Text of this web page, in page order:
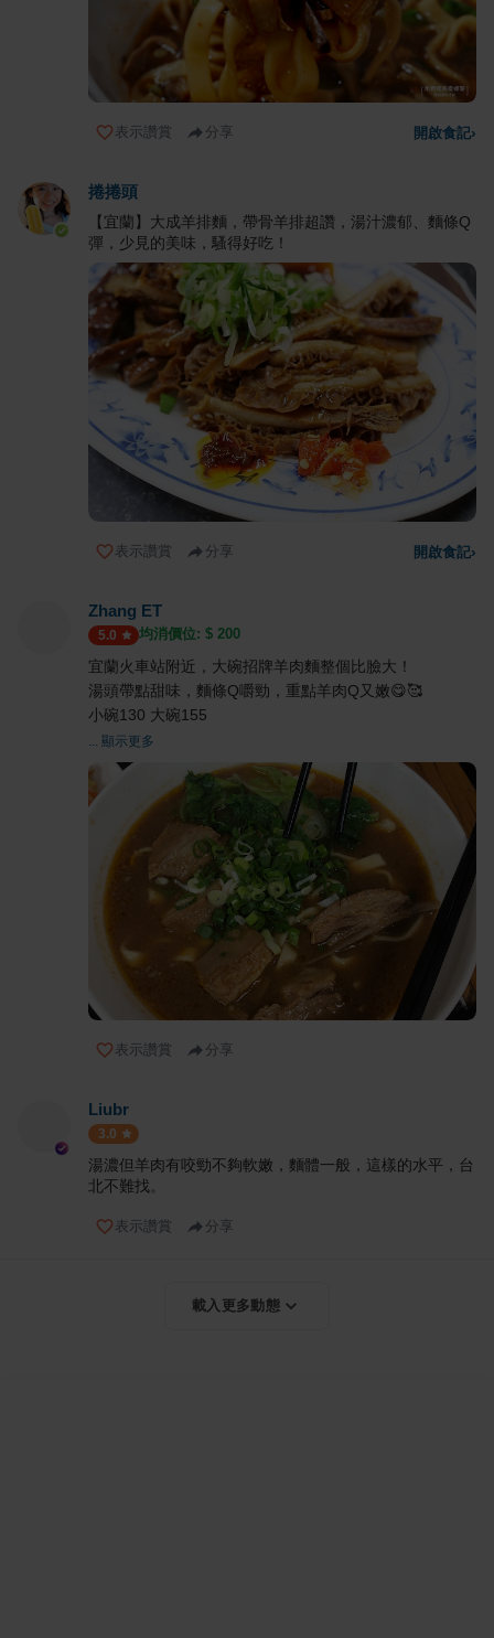
表示讚賞 分享 開啟食記›
捲捲頭
【宜蘭】大成羊排麵，帶骨羊排超讚，湯汁濃郁、麵條Q
彈，少見的美味，騷得好吃！
表示讚賞 分享 開啟食記›
Zhang ET
5.0 均消價位: $ 200
宜蘭火車站附近，大碗招牌羊肉麵整個比臉大！
湯頭帶點甜味，麵條Q嚼勁，重點羊肉Q又嫩😋🥰
小碗130 大碗155
... 顯示更多
表示讚賞 分享
Liubr
3.0
湯濃但羊肉有咬勁不夠軟嫩，麵體一般，這樣的水平，台
北不難找。
表示讚賞 分享
載入更多動態